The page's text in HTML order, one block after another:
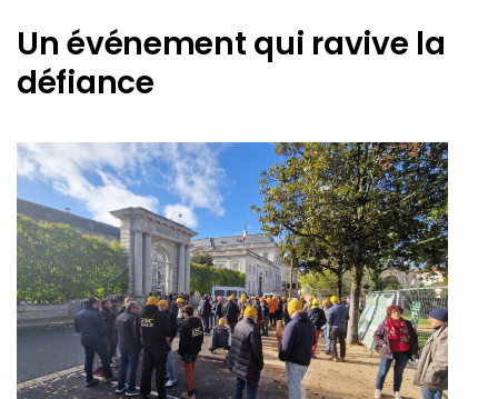
Un événement qui ravive la
défiance